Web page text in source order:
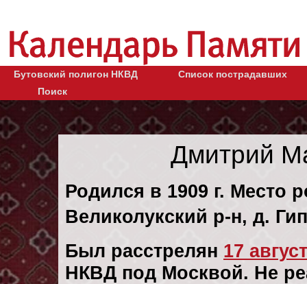
Бутовский полигон НКВД
Список пострадавших
Поиск
Дмитрий
Родился в 1909 г. Место
Великолукский р-н, д.
Был расстрелян 17
НКВД под Москвой. Не